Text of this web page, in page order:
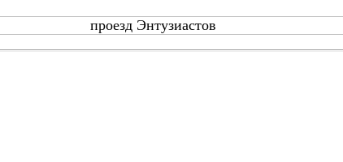
проезд Энтузиастов